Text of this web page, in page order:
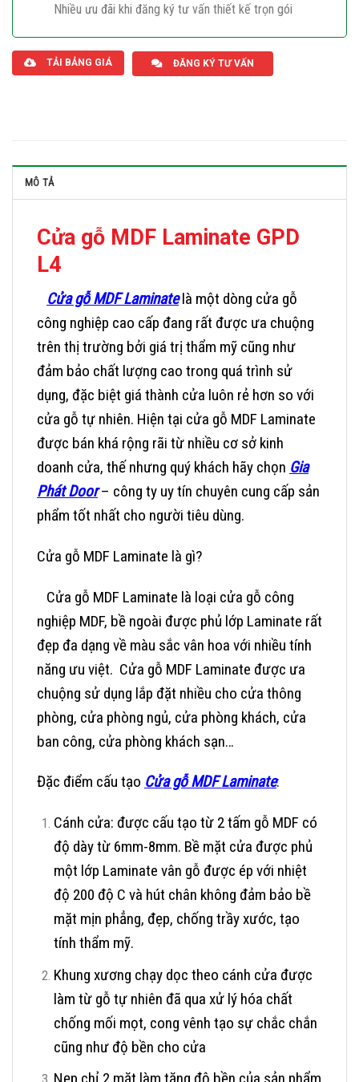
Nhiều ưu đãi khi đăng ký tư vấn thiết kế trọn gói
TẢI BẢNG GIÁ ĐĂNG KÝ TƯ VẤN
MÔ TẢ
Cửa gỗ MDF Laminate GPD
L4
Cửa gỗ MDF Laminatelà một dòng cửa gỗ
công nghiệp cao cấp đang rất được ưa chuộng
trên thị trường bởi giá trị thẩm mỹ cũng như
đảm bảo chất lượng cao trong quá trình sử
dụng, đặc biệt giá thành cửa luôn rẻ hơn so với
cửa gỗ tự nhiên. Hiện tại cửa gỗ MDF Laminate
được bán khá rộng rãi từ nhiều cơ sở kinh
doanh cửa, thế nhưng quý khách hãy chọn Gia
Phát Door– công ty uy tín chuyên cung cấp sản
phẩm tốt nhất cho người tiêu dùng.
Cửa gỗ MDF Laminate là gì?
Cửa gỗ MDF Laminate là loại cửa gỗ công
nghiệp MDF, bề ngoài được phủ lớp Laminate rất
đẹp đa dạng về màu sắc vân hoa với nhiều tính
năng ưu việt. Cửa gỗ MDF Laminate được ưa
chuộng sử dụng lắp đặt nhiều cho cửa thông
phòng, cửa phòng ngủ, cửa phòng khách, cửa
ban công, cửa phòng khách sạn…
Đặc điểm cấu tạo Cửa gỗ MDF Laminate:
Cánh cửa: được cấu tạo từ 2 tấm gỗ MDF có
độ dày từ 6mm-8mm. Bề mặt cửa được phủ
một lớp Laminate vân gỗ được ép với nhiệt
độ 200 độ C và hút chân không đảm bảo bề
mặt mịn phẳng, đẹp, chống trầy xước, tạo
tính thẩm mỹ.
Khung xương chạy dọc theo cánh cửa được
làm từ gỗ tự nhiên đã qua xử lý hóa chất
chống mối mọt, cong vênh tạo sự chắc chắn
cũng như độ bền cho cửa